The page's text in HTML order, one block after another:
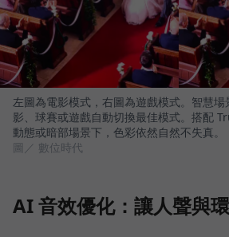
左圖為電影模式，右圖為遊戲模式。智慧
影、球賽或遊戲自動切換最佳模式。搭配
動態或暗部場景下，色彩依然自然不失真。
圖／ 數位時代
AI 音效優化：讓人聲與